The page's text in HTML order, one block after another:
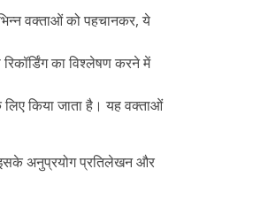
वक्ताओं को पहचानकर, ये
का विश्लेषण करने में
किया जाता है। यह वक्ताओं
इसके अनुप्रयोग प्रतिलेखन और